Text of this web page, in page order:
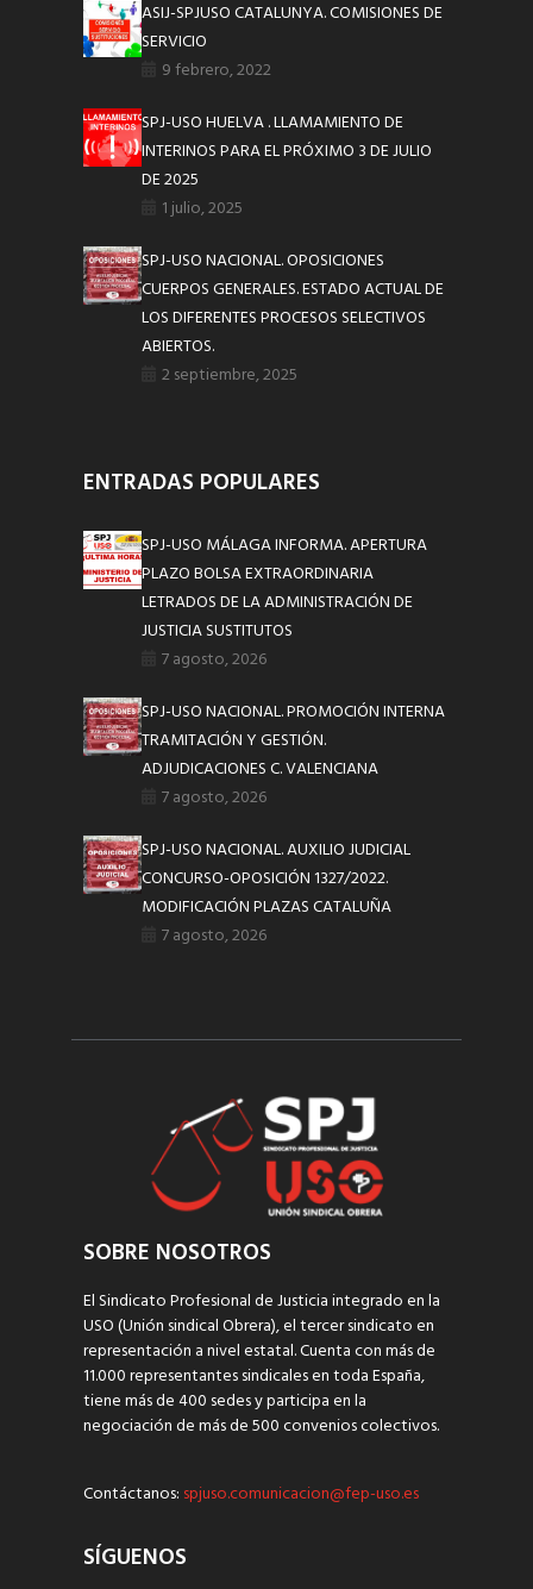
ASIJ-SPJUSO CATALUNYA. COMISIONES DE
SERVICIO
9 febrero, 2022
SPJ-USO HUELVA . LLAMAMIENTO DE
INTERINOS PARA EL PRÓXIMO 3 DE JULIO
DE 2025
1 julio, 2025
SPJ-USO NACIONAL. OPOSICIONES
CUERPOS GENERALES. ESTADO ACTUAL DE
LOS DIFERENTES PROCESOS SELECTIVOS
ABIERTOS.
2 septiembre, 2025
ENTRADAS POPULARES
SPJ-USO MÁLAGA INFORMA. APERTURA
PLAZO BOLSA EXTRAORDINARIA
LETRADOS DE LA ADMINISTRACIÓN DE
JUSTICIA SUSTITUTOS
7 agosto, 2026
SPJ-USO NACIONAL. PROMOCIÓN INTERNA
TRAMITACIÓN Y GESTIÓN.
ADJUDICACIONES C. VALENCIANA
7 agosto, 2026
SPJ-USO NACIONAL. AUXILIO JUDICIAL
CONCURSO-OPOSICIÓN 1327/2022.
MODIFICACIÓN PLAZAS CATALUÑA
7 agosto, 2026
SOBRE NOSOTROS
El Sindicato Profesional de Justicia integrado en la
USO (Unión sindical Obrera), el tercer sindicato en
representación a nivel estatal. Cuenta con más de
11.000 representantes sindicales en toda España,
tiene más de 400 sedes y participa en la
negociación de más de 500 convenios colectivos.
Contáctanos: spjuso.comunicacion@fep-uso.es
SÍGUENOS